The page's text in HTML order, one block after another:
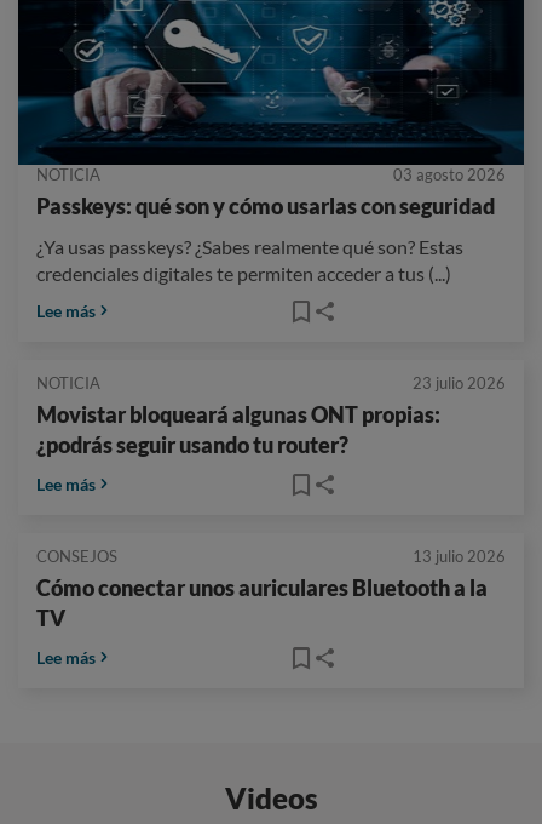
NOTICIA 03 agosto 2026
Passkeys: qué son y cómo usarlas con seguridad
¿Ya usas passkeys? ¿Sabes realmente qué son? Estas
credenciales digitales te permiten acceder a tus (...)
Lee más
NOTICIA 23 julio 2026
Movistar bloqueará algunas ONT propias:
¿podrás seguir usando tu router?
Lee más
CONSEJOS 13 julio 2026
Cómo conectar unos auriculares Bluetooth a la
TV
Lee más
Videos